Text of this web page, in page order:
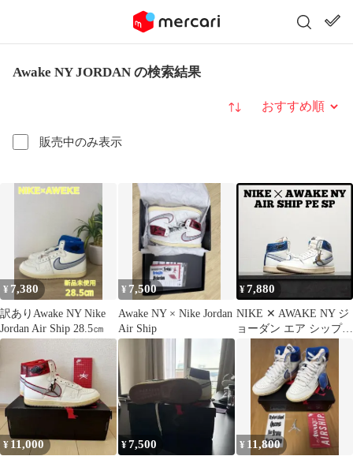
Awake NY JORDAN の検索結果
販売中のみ表示
並び替え
¥ 7,380
訳ありAwake NY Nike
Jordan Air Ship 28.5㎝
¥ 7,500
Awake NY × Nike Jordan
Air Ship
¥7,880
NIKE ✕ AWAKE NY ジ
ョーダン エア シップ
メンズ 27.5cm
¥ 11,000 ¥7,500 ¥ 11,800